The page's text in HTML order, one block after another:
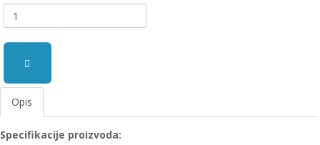
Prenosni
računari
Pribor
zavarivanje
i
Opis
Specifikacije proizvoda: